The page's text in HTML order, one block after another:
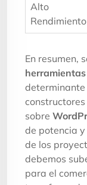
Alto
Rendimiento
En resumen,
sobre
de potencia
de los
debemos
para el